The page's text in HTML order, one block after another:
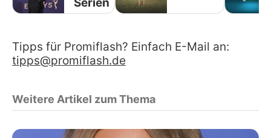
Tipps für Promiflash? Einfach E-Mail an:
tipps@promiflash.de
Weitere Artikel zum Thema